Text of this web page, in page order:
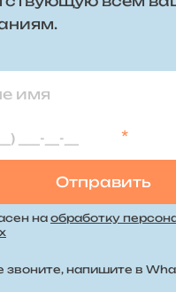
*
на обработку
звоните, напишите в